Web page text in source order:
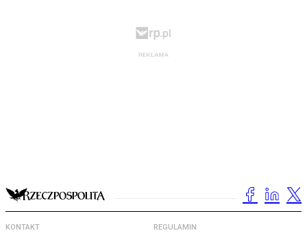
KONTAKT REGULAMIN